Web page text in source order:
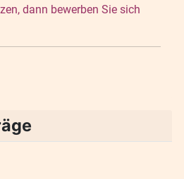
dann bewerben Sie sich